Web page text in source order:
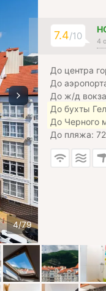
7.4/10 4
До центра
До
До ж/д
До бухты
До Черного
До пляжа: